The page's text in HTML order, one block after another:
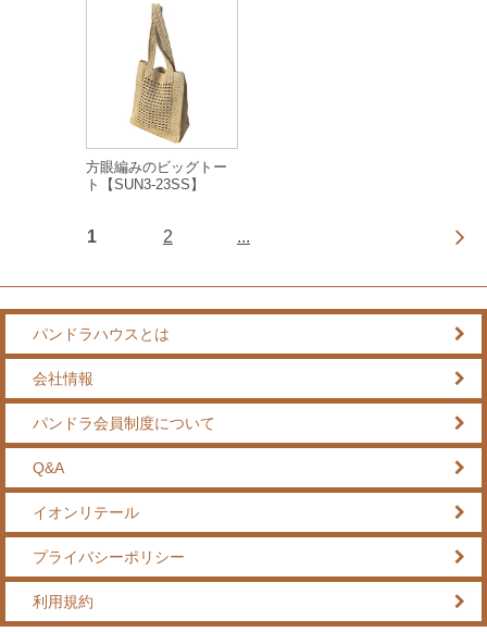
方眼編みのビッグトー
ト【SUN3-23SS】
1 2 ...
パンドラハウスとは
会社情報
パンドラ会員制度について
Q&A
イオンリテール
プライバシーポリシー
利用規約